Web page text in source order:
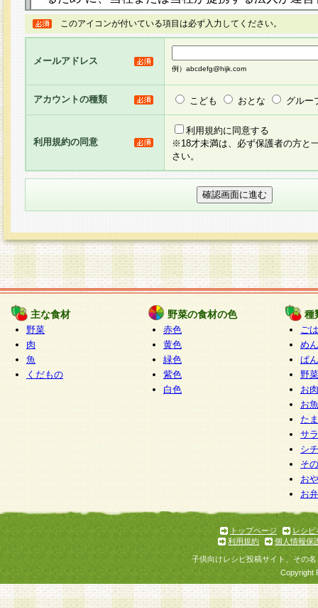
ト（以下「本サイト」といいます。）上に本サー
ージを設け、会員がアンケー ト調査に回答する
し、その結果を当社が集計・分析その他の利用を
るものです。なお、本サービスは、それぞれの目
員に対して本サービスの依頼を行うこともあり、
た全ての会員に対して本サービスの依頼をすると
りま す。
3.当社は、会員の事前の承諾を得ることなく、当
方 法・手段にて、本規約を任意に制定、変更ま
きるものとします。改定後の本規約等は、本規約
に掲示したときに、その 他の諸規定については
てその効力を生じるものとします。
4.本規約は、会員登録希望者による会員登録手続
の当社による会員登録の承認が完了した時点で会
たものとみなされ、会員に対して適用されるもの
5.当社がお聞きする個人情報は、すべて会員登録
で提 供いただいたものと考えております。従っ
自らの個人情報の提供を希望されない場合には、
をお預かりいたしません が、提供されないこと
商品やサービス等をご利用いただけない場合があ
了承ください。
6.当社は、お客様から当社が保有している個人情
加・ 利用停止等を求められた場合には、ご本人
て確認できた場合に限り、法令に準拠して合理的
いただきます。なお、開示 請求等の請求先は個
ります。
1.会員とは、本規約等を承諾のうえ、当社所定の
了し、当社が承認した者、グループとします。な
が以下に該当する場合は会員登録をすることがで
このアイコンが付いている項目は必ず入力してください。
メールアドレス
例）abcdefg@hijk.com
アカウントの種類 こども おとな グルー
利用規約の同意
利用規約に同意する
※18才未満は、必ず保護者の方と
さい。
主な食材
野菜
肉
魚
くだもの
野菜の食材の色
赤色
黄色
緑色
紫色
白色
種
ご
めん
ぱん
野
お
お
た
サ
シ
そ
お
お
トップページ
レシピ
利用規約
個人情報保
子供向けレシピ投稿サイト、その
Copyright